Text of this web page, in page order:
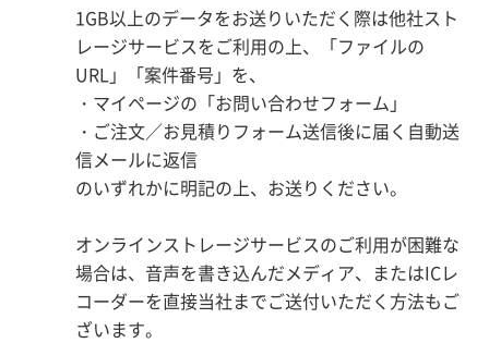
1GB以上のデータをお送りいただく際は他社スト
レージサービスをご利用の上、「ファイルの
URL」「案件番号」を、
・マイページの「お問い合わせフォーム」
・ご注文／お見積りフォーム送信後に届く自動送
信メールに返信
のいずれかに明記の上、お送りください。
オンラインストレージサービスのご利用が困難な
場合は、音声を書き込んだメディア、またはICレ
コーダーを直接当社までご送付いただく方法もご
ざいます。